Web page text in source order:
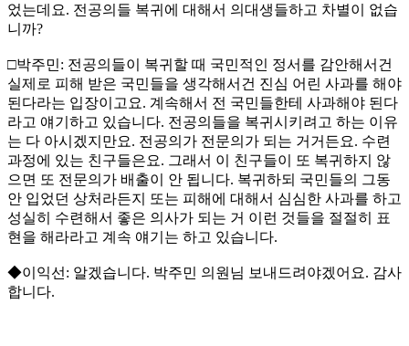
었는데요. 전공의들 복귀에 대해서 의대생들하고 차별이 없습
니까?
□박주민: 전공의들이 복귀할 때 국민적인 정서를 감안해서건
실제로 피해 받은 국민들을 생각해서건 진심 어린 사과를 해야
된다라는 입장이고요. 계속해서 전 국민들한테 사과해야 된다
라고 얘기하고 있습니다. 전공의들을 복귀시키려고 하는 이유
는 다 아시겠지만요. 전공의가 전문의가 되는 거거든요. 수련
과정에 있는 친구들은요. 그래서 이 친구들이 또 복귀하지 않
으면 또 전문의가 배출이 안 됩니다. 복귀하되 국민들의 그동
안 입었던 상처라든지 또는 피해에 대해서 심심한 사과를 하고
성실히 수련해서 좋은 의사가 되는 거 이런 것들을 절절히 표
현을 해라라고 계속 얘기는 하고 있습니다.
◆이익선: 알겠습니다. 박주민 의원님 보내드려야겠어요. 감사
합니다.